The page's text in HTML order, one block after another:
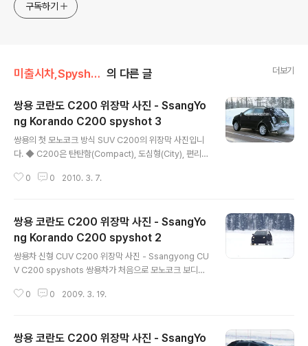
구독하기
미출시차,Spyshot,위장막/쌍용 SsangYong 의 다른 글 더보기
쌍용 코란도 C200 위장막 사진 - SsangYo
ng Korando C200 spyshot 3
쌍용의 첫 모노코크 방식 SUV C200의 위장막 사진입니
다. ◆ C200은 탄탄함(Compact), 도심형(City), 편리함
크로스오버 차량으로 국내에서는 현대 투싼ix, 르노삼성 Q
75마력)과 6단 자동변속기, 16km/l 연비. ◆ C200의 원
안 디자인에도 참여한 이탈디자인이 ‘현재의 디자인을 바
꾸는 게 좋겠다’는 의견을 받고 디자인변경. ◆ 차명은 코
란도로 검토중. ◆ 출시시기는 4월에있을 부산모터쇼에서
양산형에 가까운 컨셉트카를 선보이고 7월에 판매할 예정
이라고 합니다만 일단 쌍용차 사정이 안정적이질 않다보
0 0 2010. 3. 7.
쌍용 코란도 C200 위장막 사진 - SsangYo
ng Korando C200 spyshot 2
쌍용차 신형 CUV C200 위장막 사진 - Ssangyong CU
V C200 spyshots 쌍용차가 처음으로 모노코크 보디의
장막 사진입니다.C200은 탄탄함(Compact), 도심형(Cit
기아 스포티지, 르노삼성 QM5 급의 차량들과 경쟁할것으
0 0 2009. 3. 19.
쌍용 코란도 C200 위장막 사진 - SsangYo